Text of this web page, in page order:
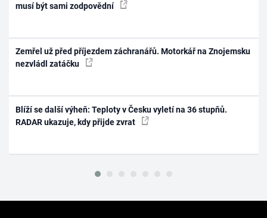
musí být sami zodpovědní
Zemřel už před příjezdem záchranářů. Motorkář na Znojemsku
nezvládl zatáčku
Blíží se další výheň: Teploty v Česku vyletí na 36 stupňů.
RADAR ukazuje, kdy přijde zvrat